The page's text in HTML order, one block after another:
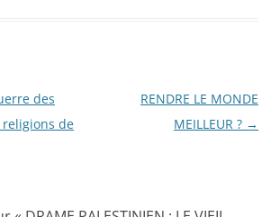
des
de
RENDRE LE MONDE
MEILLEUR ? →